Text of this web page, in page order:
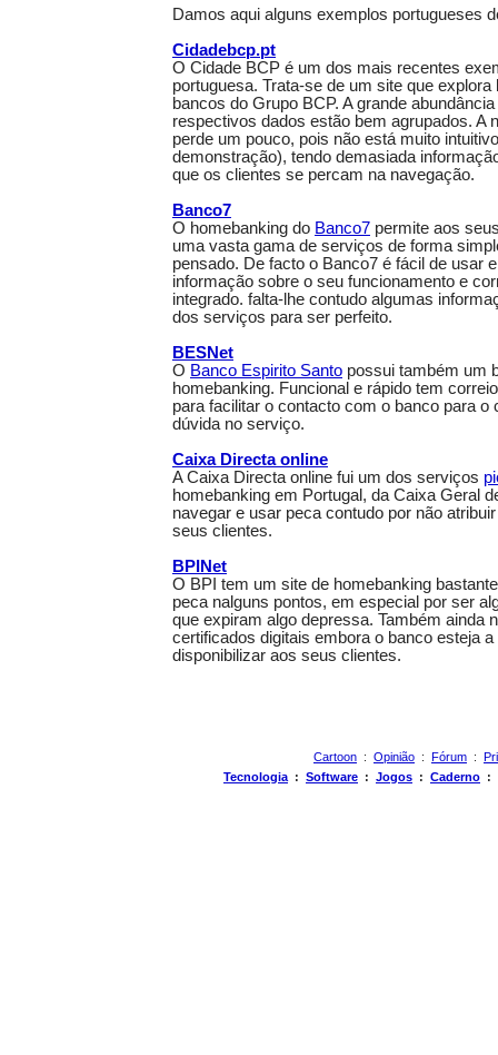
Damos aqui alguns exemplos portugueses
Cidadebcp.pt
O Cidade BCP é um dos mais recentes
portuguesa. Trata-se de um site que
bancos do Grupo BCP. A grande
respectivos dados estão bem agrupados. A
perde um pouco, pois não está muito
demonstração), tendo demasiada
que os clientes se percam na navegação.
Banco7
O homebanking do Banco7 permite aos
uma vasta gama de serviços de forma
pensado. De facto o Banco7 é fácil de usar
informação sobre o seu funcionamento e
integrado. falta-lhe contudo algumas
dos serviços para ser perfeito.
BESNet
O Banco Espirito Santo possui também um
homebanking. Funcional e rápido tem
para facilitar o contacto com o banco para o
dúvida no serviço.
Caixa Directa online
A Caixa Directa online fui um dos serviços
homebanking em Portugal, da Caixa Geral
navegar e usar peca contudo por não
seus clientes.
BPINet
O BPI tem um site de homebanking
peca nalguns pontos, em especial por ser
que expiram algo depressa. Também ainda
certificados digitais embora o banco esteja
disponibilizar aos seus clientes.
Cartoon : Opinião : Fórum :
Tecnologia : Software : Jogos : Caderno :